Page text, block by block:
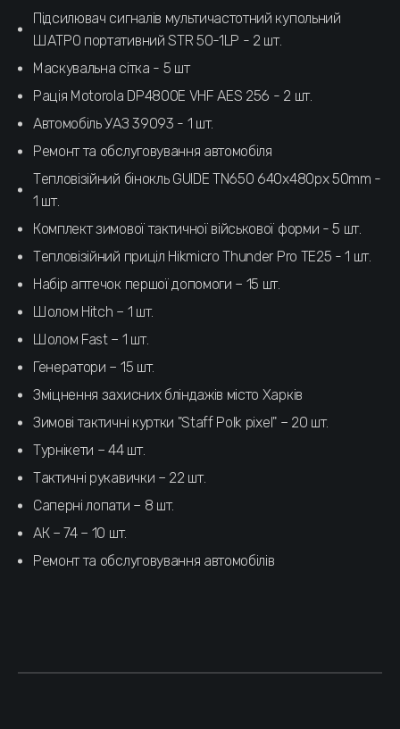
Підсилювач сигналів мультичастотний купольний
ШАТРО портативний STR 50-1LР - 2 шт.
Маскувальна сітка - 5 шт
Рація Motorola DP4800E VHF AES 256 - 2 шт.
Автомобіль УАЗ 39093 - 1 шт.
Ремонт та обслуговування автомобіля
Тепловізійний бінокль GUIDE TN650 640x480px 50mm -
1 шт.
Комплект зимової тактичної військової форми - 5 шт.
Тепловізійний приціл Hikmicro Thunder Pro TE25 - 1 шт.
Набір аптечок першої допомоги – 15 шт.
Шолом Hitch – 1 шт.
Шолом Fast – 1 шт.
Генератори – 15 шт.
Зміцнення захисних бліндажів місто Харків
Зимові тактичні куртки "Staff Polk pixel" – 20 шт.
Турнікети – 44 шт.
Тактичні рукавички – 22 шт.
Саперні лопати – 8 шт.
АК – 74 – 10 шт.
Ремонт та обслуговування автомобілів